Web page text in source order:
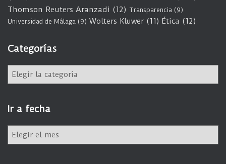
Thomson Reuters Aranzadi (12) Transparencia (9)
Universidad de Málaga (9) Wolters Kluwer (11) Ética (12)
Categorías
e
g
o
í
Ir a fecha